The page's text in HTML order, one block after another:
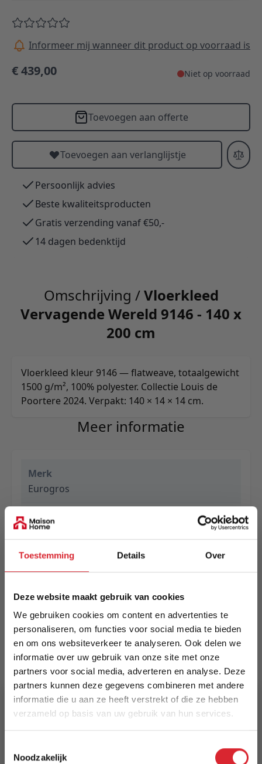
Toestemming Details Over
Deze website maakt gebruik van cookies
We gebruiken cookies om content en advertenties te
personaliseren, om functies voor social media te bieden
en om ons websiteverkeer te analyseren. Ook delen we
informatie over uw gebruik van onze site met onze
partners voor social media, adverteren en analyse. Deze
partners kunnen deze gegevens combineren met andere
informatie die u aan ze heeft verstrekt of die ze hebben
verzameld op basis van uw gebruik van hun services.
Noodzakelijk
Informeer mij wanneer dit product op voorraad is
€ 439,00 Niet op voorraad
Toevoegen aan offerte
Toevoegen aan verlanglijstje
Persoonlijk advies
Beste kwaliteitsproducten
Gratis verzending vanaf €50,-
14 dagen bedenktijd
Omschrijving /Vloerkleed
Vervagende Wereld 9146 - 140 x
200 cm
Vloerkleed kleur 9146 — flatweave, totaalgewicht
1500 g/m², 100% polyester. Collectie Louis de
Poortere 2024. Verpakt: 140 × 14 × 14 cm.
Meer informatie
Merk
Eurogros
EAN
5420073366790
Prijs
€ 439,00
Informeer naar de actuele levertijd
Kleur
9146
Maat
140 x 200 cm
200 cm